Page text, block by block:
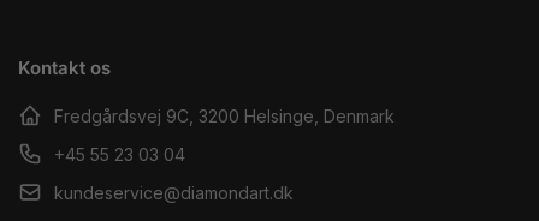
Kontakt os
Fredgårdsvej 9C, 3200 Helsinge, Denmark
+45 55 23 03 04
kundeservice@diamondart.dk